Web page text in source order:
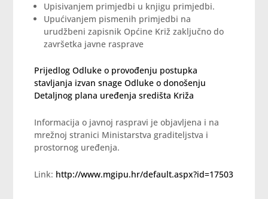
Upisivanjem primjedbi u knjigu primjedbi.
Upućivanjem pismenih primjedbi na
urudžbeni zapisnik Općine Križ zaključno do
završetka javne rasprave
Prijedlog Odluke o provođenju postupka
stavljanja izvan snage Odluke o donošenju
Detaljnog plana uređenja središta Križa
Informacija o javnoj raspravi je objavljena i na
mrežnoj stranici Ministarstva graditeljstva i
prostornog uređenja.
Link: http://www.mgipu.hr/default.aspx?id=17503